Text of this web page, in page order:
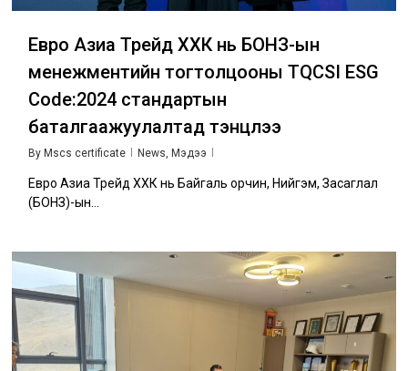
Евро Азиа Трейд ХХК нь БОНЗ-ын
менежментийн тогтолцооны TQCSI ESG
Code:2024 стандартын
баталгаажуулалтад тэнцлээ
By Mscs certificate News,Мэдээ
Евро Азиа Трейд ХХК нь Байгаль орчин, Нийгэм, Засаглал
(БОНЗ)-ын…